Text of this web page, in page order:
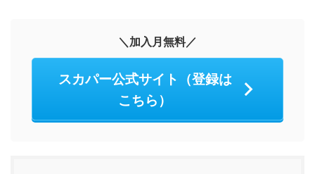
＼加入月無料／
スカパー公式サイト（登録は
こちら）